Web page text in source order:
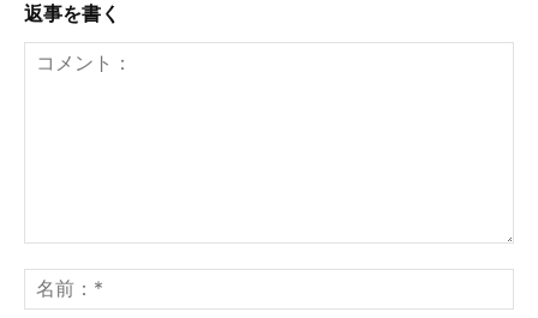
返事を書く
ン
前